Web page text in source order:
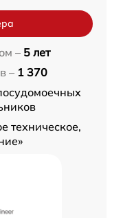
– 5 лет
– 1 370
техническое,